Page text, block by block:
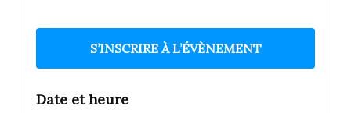
S’INSCRIRE À L’ÉVÈNEMENT
Date et heure